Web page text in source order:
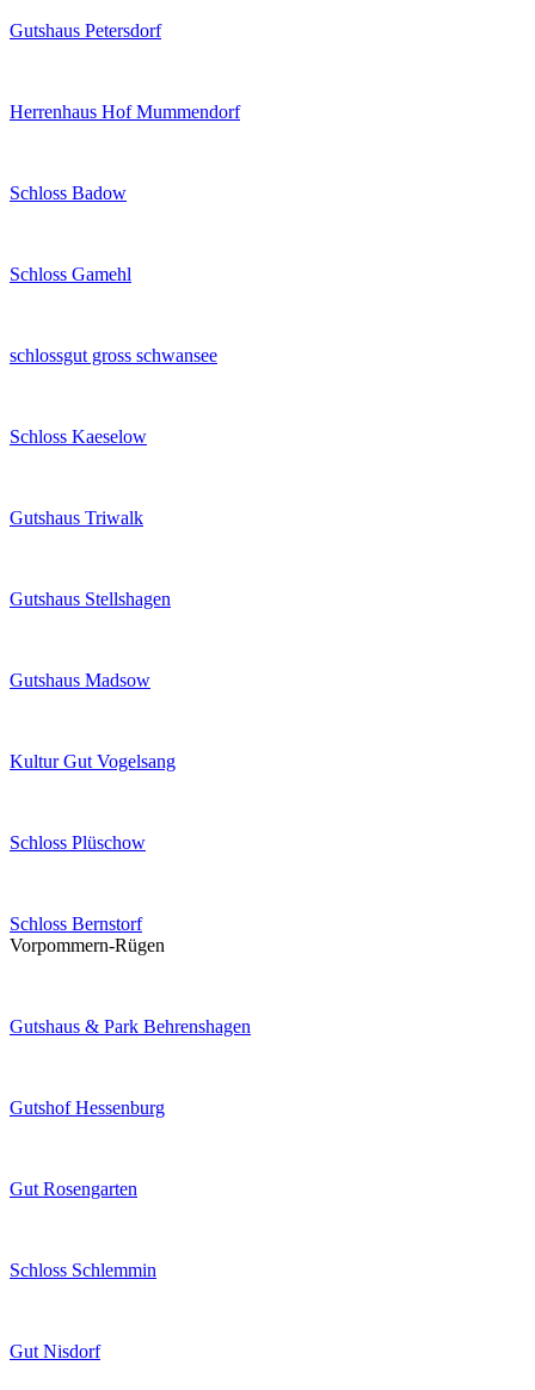
Gutshaus Petersdorf
Herrenhaus Hof Mummendorf
Schloss Badow
Schloss Gamehl
schlossgut gross schwansee
Schloss Kaeselow
Gutshaus Triwalk
Gutshaus Stellshagen
Gutshaus Madsow
Kultur Gut Vogelsang
Schloss Plüschow
Schloss Bernstorf
Vorpommern-Rügen
Gutshaus & Park Behrenshagen
Gutshof Hessenburg
Gut Rosengarten
Schloss Schlemmin
Gut Nisdorf